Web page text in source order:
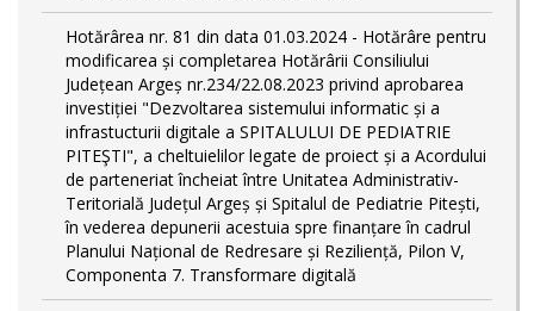
Hotărârea nr. 81 din data 01.03.2024 - Hotărâre pentru
modificarea și completarea Hotărârii Consiliului
Județean Argeș nr.234/22.08.2023 privind aprobarea
investiției "Dezvoltarea sistemului informatic și a
infrastucturii digitale a SPITALULUI DE PEDIATRIE
PITEŞTI", a cheltuielilor legate de proiect și a Acordului
de parteneriat încheiat între Unitatea Administrativ-
Teritorială Județul Argeș și Spitalul de Pediatrie Pitești,
în vederea depunerii acestuia spre finanțare în cadrul
Planului Național de Redresare și Reziliență, Pilon V,
Componenta 7. Transformare digitală